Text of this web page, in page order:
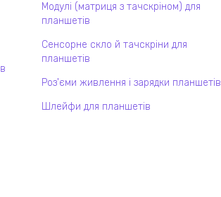
Модулі (матриця з тачскріном) для
планшетів
Сенсорне скло й тачскріни для
планшетів
Роз'єми живлення і зарядки планшетів
Шлейфи для планшетів